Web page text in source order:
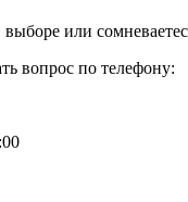
или
вопрос по телефону: